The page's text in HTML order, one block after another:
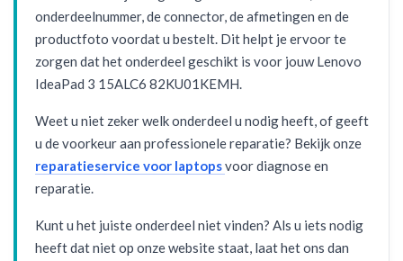
onderdeelnummer, de connector, de afmetingen en de
productfoto voordat u bestelt. Dit helpt je ervoor te
zorgen dat het onderdeel geschikt is voor jouw Lenovo
IdeaPad 3 15ALC6 82KU01KEMH.
Weet u niet zeker welk onderdeel u nodig heeft, of geeft
u de voorkeur aan professionele reparatie? Bekijk onze
reparatieservice voor laptopsvoor diagnose en
reparatie.
Kunt u het juiste onderdeel niet vinden? Als u iets nodig
heeft dat niet op onze website staat, laat het ons dan